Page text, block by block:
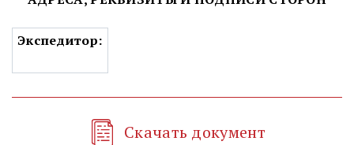
Экспедитор:
Скачать документ